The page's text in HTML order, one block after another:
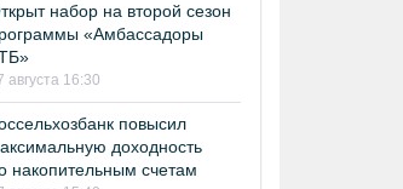
набор на второй сезон
«Амбассадоры
августа 16:30
повысил
доходность
накопительным счетам